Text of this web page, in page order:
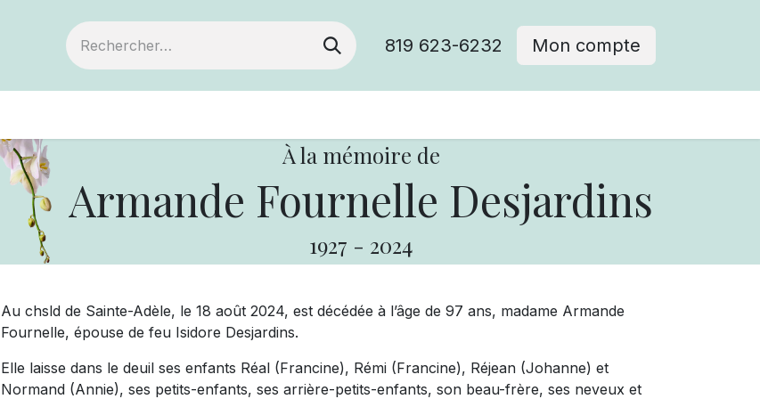
819 623-6232 Mon compte
À la mémoire de
Armande Fournelle Desjardins
1927 - 2024
Au chsld de Sainte-Adèle, le 18 août 2024, est décédée à l’âge de 97 ans, madame Armande
Fournelle, épouse de feu Isidore Desjardins.
Elle laisse dans le deuil ses enfants Réal (Francine), Rémi (Francine), Réjean (Johanne) et
Normand (Annie), ses petits-enfants, ses arrière-petits-enfants, son beau-frère, ses neveux et